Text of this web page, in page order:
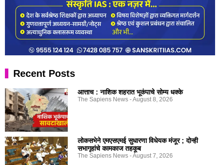
Recent Posts
आत्ताच : नाशिक शहरात भूकंपाचे सोम्य धक्के
The Sapiens News August 8, 2026
लोकसभेने एमएसएमई सुधारणा विधेयक मंजूर ; दोन्ही
सभागृहांचे कामकाज तहकूब
The Sapiens News August 7, 2026